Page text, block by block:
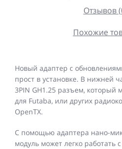
Отзывов
Похожие
Новый адаптер с
прост в установке. В нижней
3PIN GH1.25 разъем, который
для Futaba, или других
OpenTX.
С помощью адаптера нано-
модуль может легко работать